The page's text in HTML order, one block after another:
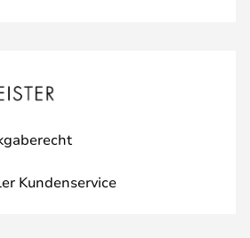
Kundenservice